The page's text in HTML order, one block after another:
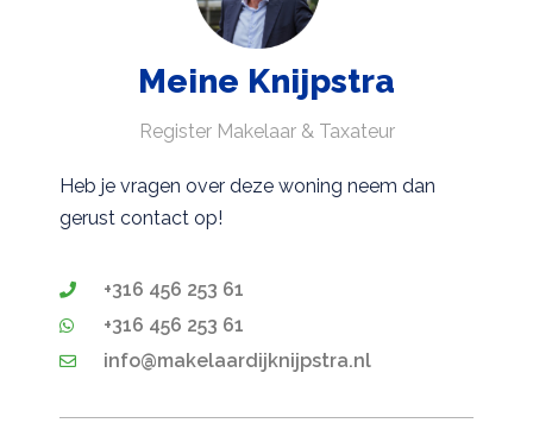
Meine Knijpstra
Register Makelaar & Taxateur
Heb je vragen over deze woning neem dan
gerust contact op!
+316 456 253 61
+316 456 253 61
info@makelaardijknijpstra.nl